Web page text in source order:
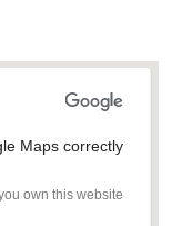
Maps correctly.
own this website?